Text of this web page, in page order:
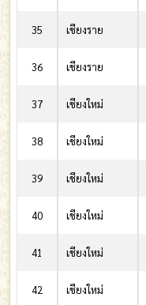
35 เชียงราย
36 เชียงราย
37 เชียงใหม่
38 เชียงใหม่
39 เชียงใหม่
40 เชียงใหม่
41 เชียงใหม่
42 เชียงใหม่